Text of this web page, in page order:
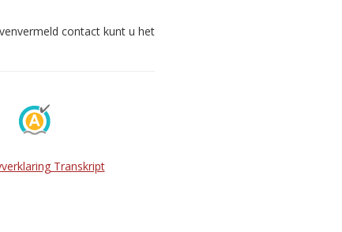
contact kunt u het
Transkript